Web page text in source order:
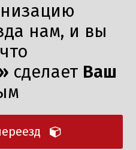
нам, и вы
сделает Ваш